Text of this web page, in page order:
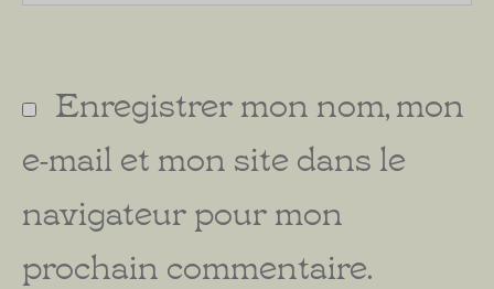
Enregistrer mon nom, mon
e-mail et mon site dans le
navigateur pour mon
prochain commentaire.